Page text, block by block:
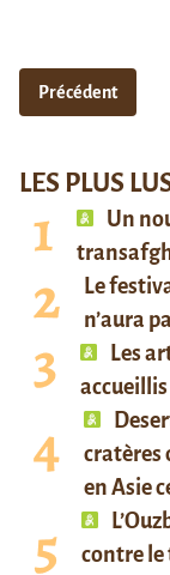
Précédent
LES PLUS
Un
Le
n’aura
Les
cratères
en Asie
contre le